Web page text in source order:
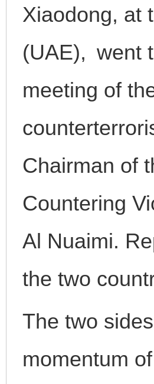
Xiaodong, at
(UAE), went
meeting of
Chairman of
Countering
Al Nuaimi.
the two
The two
momentum